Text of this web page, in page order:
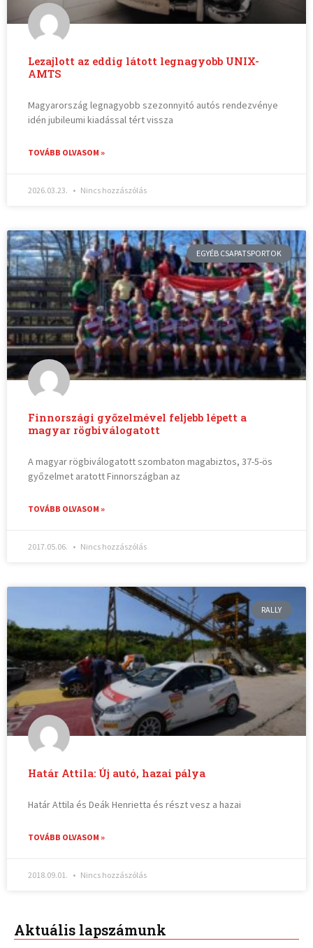
Lezajlott az eddig látott legnagyobb UNIX-
AMTS
Magyarország legnagyobb szezonnyitó autós rendezvénye
idén jubileumi kiadással tért vissza
TOVÁBB OLVASOM »
2026.03.23. Nincs hozzászólás
EGYÉB CSAPATSPORTOK
Finnországi győzelmével feljebb lépett a
magyar rögbiválogatott
A magyar rögbiválogatott szombaton magabiztos, 37-5-ös
győzelmet aratott Finnországban az
TOVÁBB OLVASOM »
2017.05.06. Nincs hozzászólás
RALLY
Határ Attila: Új autó, hazai pálya
Határ Attila és Deák Henrietta és részt vesz a hazai
TOVÁBB OLVASOM »
2018.09.01. Nincs hozzászólás
Aktuális lapszámunk